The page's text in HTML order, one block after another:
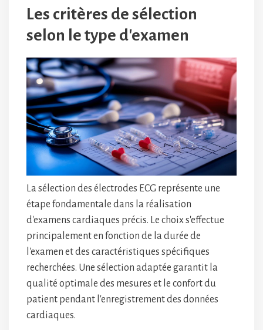
Les critères de sélection
selon le type d'examen
La sélection des électrodes ECG représente une
étape fondamentale dans la réalisation
d'examens cardiaques précis. Le choix s'effectue
principalement en fonction de la durée de
l'examen et des caractéristiques spécifiques
recherchées. Une sélection adaptée garantit la
qualité optimale des mesures et le confort du
patient pendant l'enregistrement des données
cardiaques.